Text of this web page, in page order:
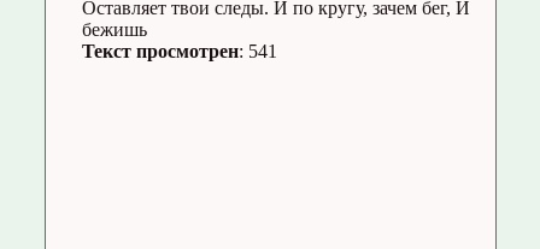
Оставляет твои следы. И по кругу, зачем бег, И
бежишь
Текст просмотрен: 541